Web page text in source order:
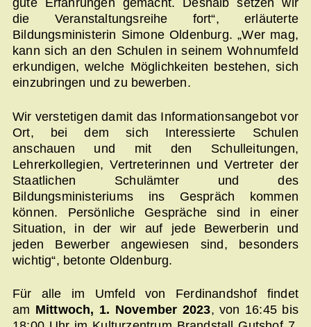
gute Erfahrungen gemacht. Deshalb setzen wir
die Veranstaltungsreihe fort“, erläuterte
Bildungsministerin Simone Oldenburg. „Wer mag,
kann sich an den Schulen in seinem Wohnumfeld
erkundigen, welche Möglichkeiten bestehen, sich
einzubringen und zu bewerben.
Wir verstetigen damit das Informationsangebot vor
Ort, bei dem sich Interessierte Schulen
anschauen und mit den Schulleitungen,
Lehrerkollegien, Vertreterinnen und Vertreter der
Staatlichen Schulämter und des
Bildungsministeriums ins Gespräch kommen
können. Persönliche Gespräche sind in einer
Situation, in der wir auf jede Bewerberin und
jeden Bewerber angewiesen sind, besonders
wichtig“, betonte Oldenburg.
Für alle im Umfeld von Ferdinandshof findet
am Mittwoch, 1. November 2023, von 16:45 bis